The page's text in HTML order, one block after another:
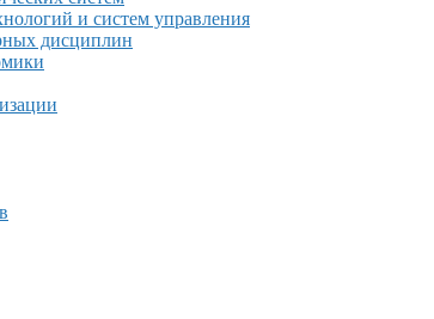
и систем управления
дисциплин